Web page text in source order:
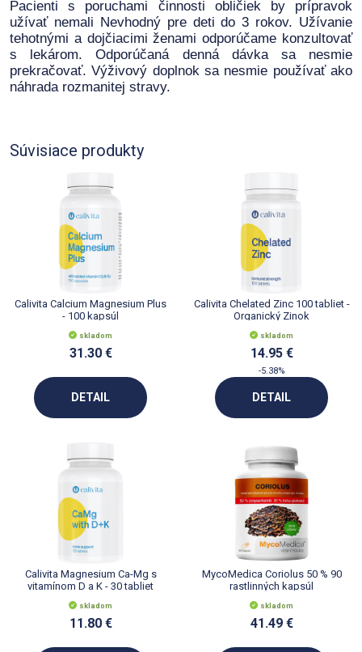
Pacienti s poruchami činnosti obličiek by prípravok
užívať nemali Nevhodný pre deti do 3 rokov. Užívanie
tehotnými a dojčiacimi ženami odporúčame konzultovať
s lekárom. Odporúčaná denná dávka sa nesmie
prekračovať. Výživový doplnok sa nesmie používať ako
náhrada rozmanitej stravy.
Súvisiace produkty
Calivita Calcium Magnesium Plus
- 100 kapsúl
skladom
31.30 €
DETAIL
Calivita Chelated Zinc 100 tabliet -
Organický Zinok
skladom
14.95 €
-5.38%
DETAIL
Calivita Magnesium Ca-Mg s
vitamínom D a K - 30 tabliet
skladom
11.80 €
MycoMedica Coriolus 50 % 90
rastlinných kapsúl
skladom
41.49 €